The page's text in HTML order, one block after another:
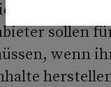
von
sollen
wenn